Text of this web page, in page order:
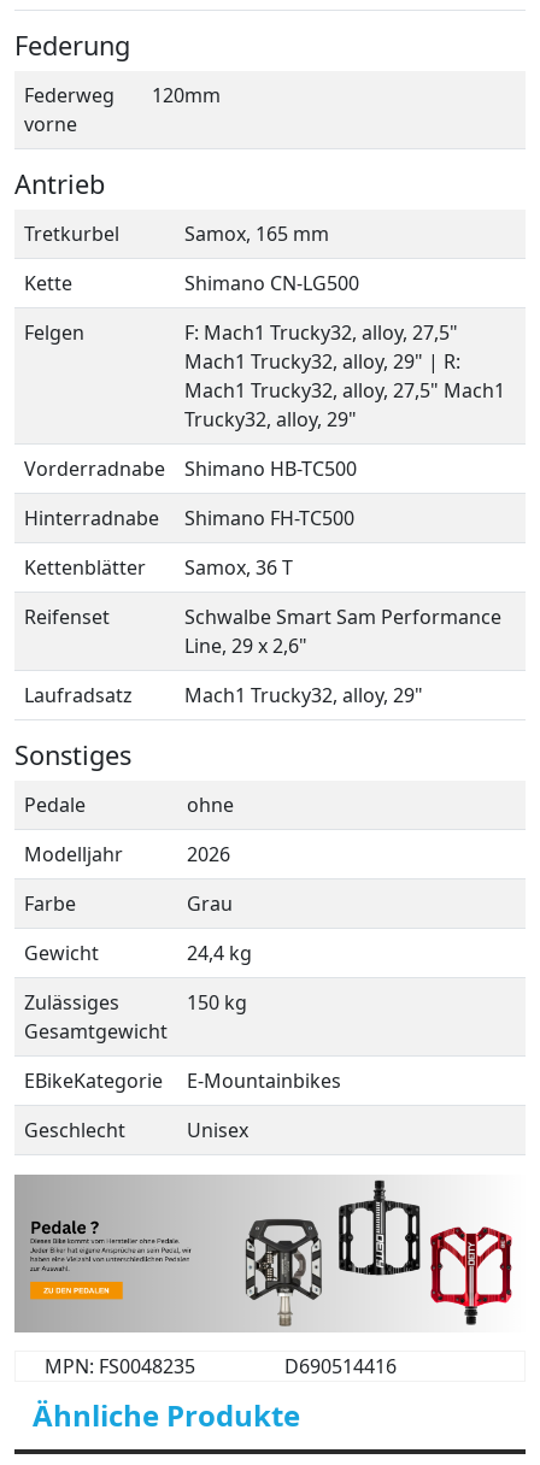
Federung
Federweg
vorne
120mm
Antrieb
Tretkurbel
Samox, 165 mm
Kette
Shimano CN-LG500
Felgen
F: Mach1 Trucky32, alloy, 27,5"
Mach1 Trucky32, alloy, 29" | R:
Mach1 Trucky32, alloy, 27,5" Mach1
Trucky32, alloy, 29"
Vorderradnabe
Shimano HB-TC500
Hinterradnabe
Shimano FH-TC500
Kettenblätter
Samox, 36 T
Reifenset
Schwalbe Smart Sam Performance
Line, 29 x 2,6"
Laufradsatz
Mach1 Trucky32, alloy, 29"
Sonstiges
Pedale
ohne
Modelljahr
2026
Farbe
Grau
Gewicht
24,4 kg
Zulässiges
Gesamtgewicht
150 kg
EBikeKategorie
E-Mountainbikes
Geschlecht
Unisex
MPN: FS0048235 D690514416
Ähnliche Produkte